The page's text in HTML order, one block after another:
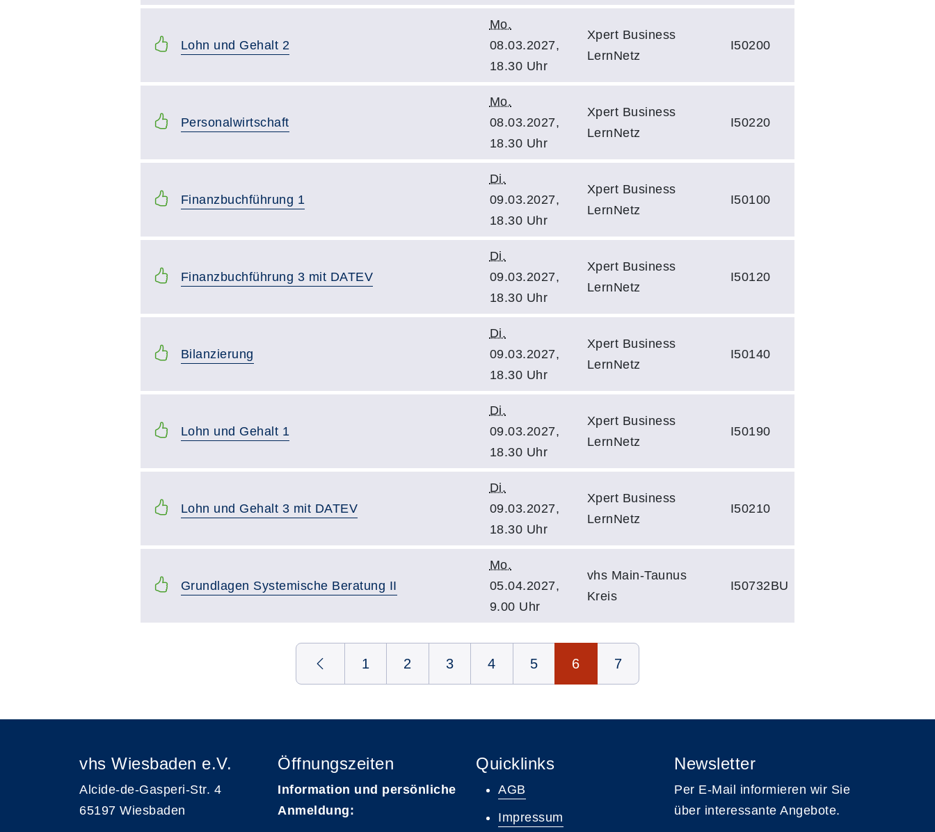
Lohn und Gehalt 2
Mo.
08.03.2027,
18.30 Uhr
Xpert Business
LernNetz
I50200
Personalwirtschaft
Mo.
08.03.2027,
18.30 Uhr
Xpert Business
LernNetz
I50220
Finanzbuchführung 1
Di.
09.03.2027,
18.30 Uhr
Xpert Business
LernNetz
I50100
Finanzbuchführung 3 mit DATEV
Di.
09.03.2027,
18.30 Uhr
Xpert Business
LernNetz
I50120
Bilanzierung
Di.
09.03.2027,
18.30 Uhr
Xpert Business
LernNetz
I50140
Lohn und Gehalt 1
Di.
09.03.2027,
18.30 Uhr
Xpert Business
LernNetz
I50190
Lohn und Gehalt 3 mit DATEV
Di.
09.03.2027,
18.30 Uhr
Xpert Business
LernNetz
I50210
Grundlagen Systemische Beratung II
Mo.
05.04.2027,
9.00 Uhr
vhs Main-Taunus
Kreis
I50732BU
1 2 3 4 5 6 7
vhs Wiesbaden e.V.
Alcide-de-Gasperi-Str. 4
65197 Wiesbaden
Öffnungszeiten
Information und persönliche
Anmeldung:
Quicklinks
AGB
Impressum
Newsletter
Per E-Mail informieren wir Sie
über interessante Angebote.